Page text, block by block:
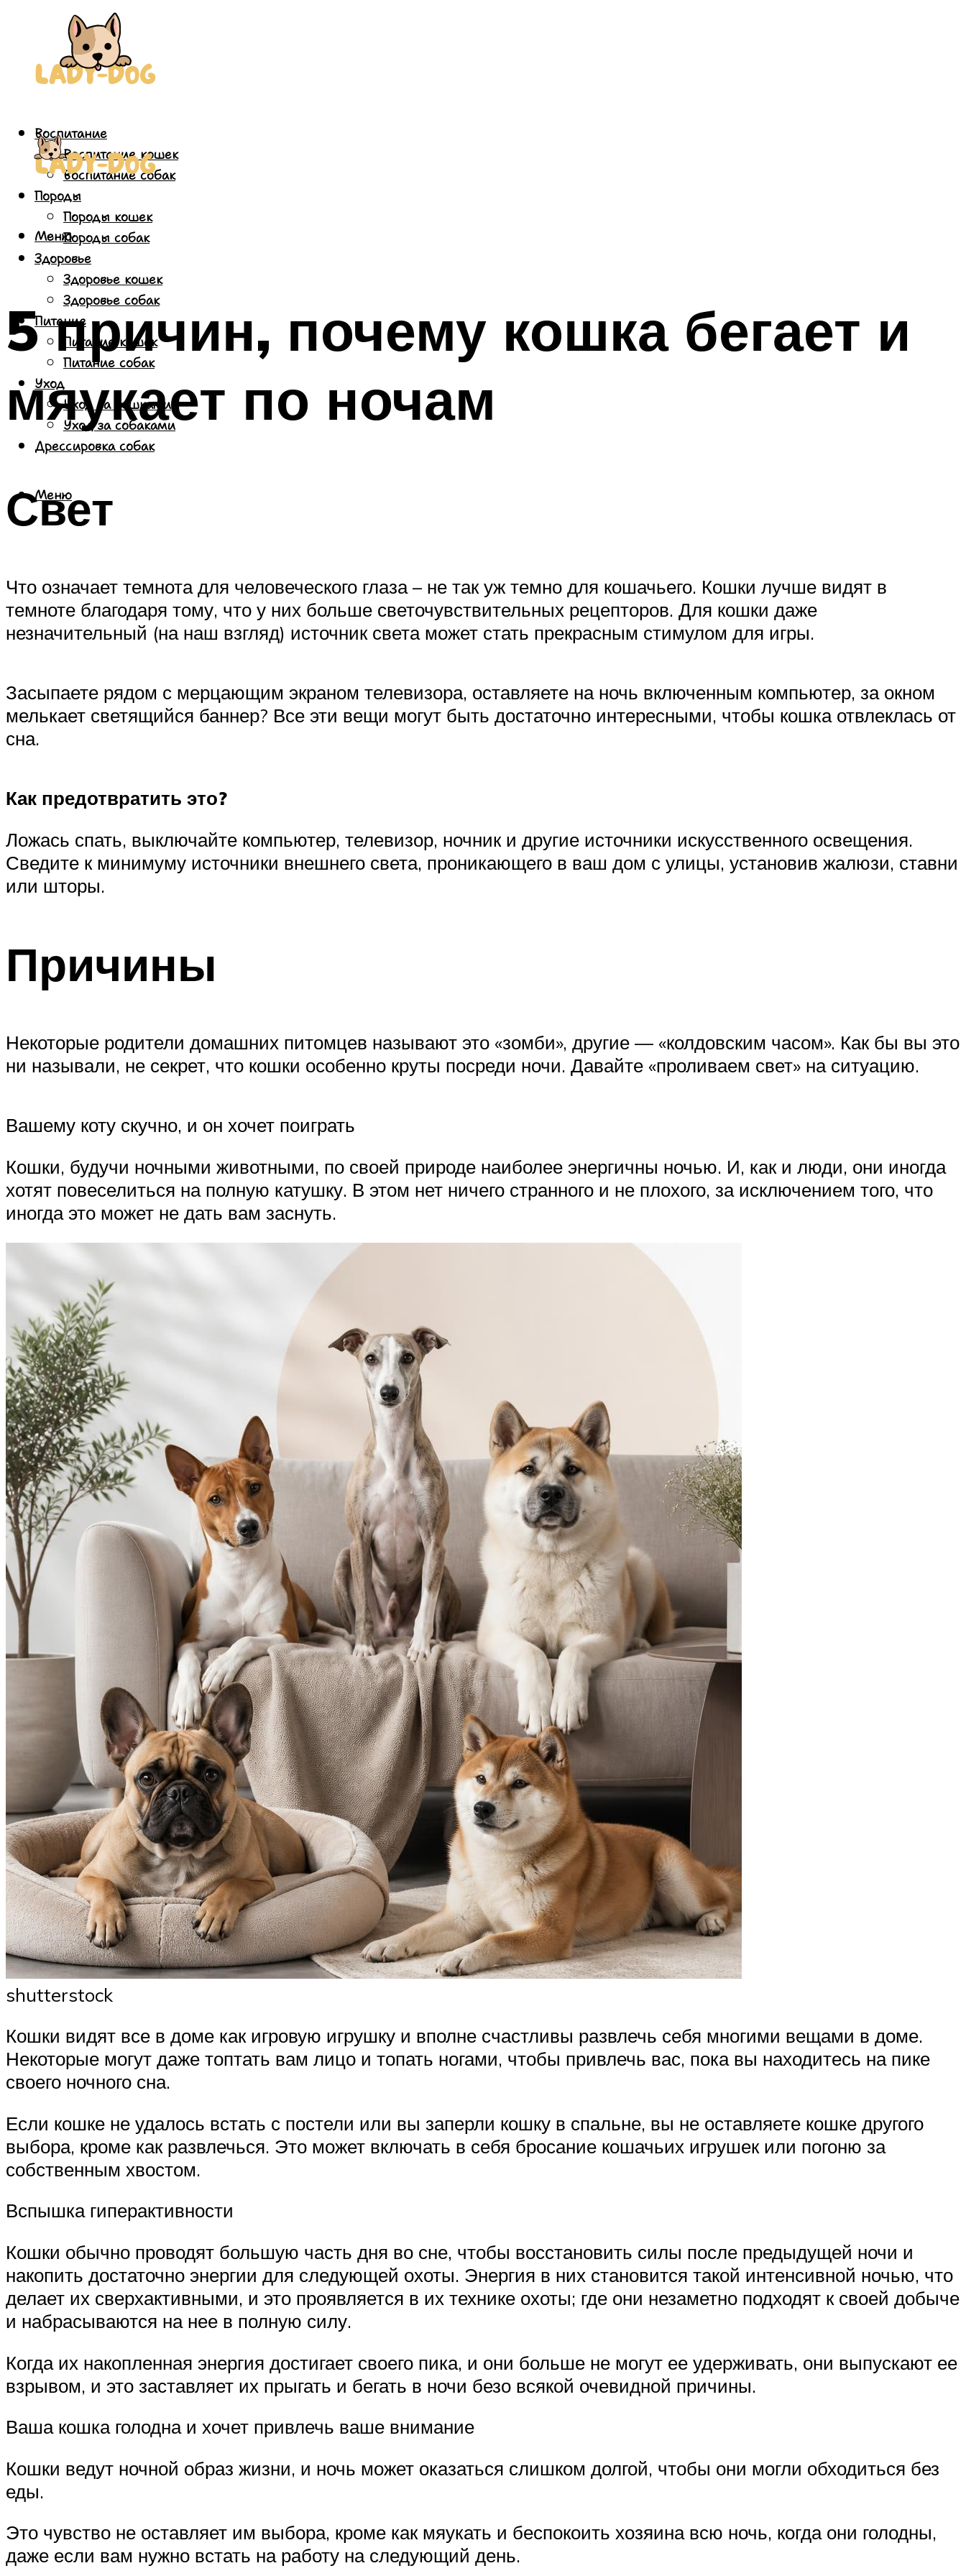
Воспитание
Воспитание кошек
Воспитание собак
Породы
Породы кошек
Породы собак
Здоровье
Здоровье кошек
Здоровье собак
Питание
Питание кошек
Питание собак
Уход
Уход за кошками
Уход за собаками
Дрессировка собак
Меню
Меню
5 причин, почему кошка бегает и
мяукает по ночам
Свет
Что означает темнота для человеческого глаза – не так уж темно для кошачьего. Кошки лучше видят в
темноте благодаря тому, что у них больше светочувствительных рецепторов. Для кошки даже
незначительный (на наш взгляд) источник света может стать прекрасным стимулом для игры.
Засыпаете рядом с мерцающим экраном телевизора, оставляете на ночь включенным компьютер, за окном
мелькает светящийся баннер? Все эти вещи могут быть достаточно интересными, чтобы кошка отвлеклась от
сна.
Как предотвратить это?
Ложась спать, выключайте компьютер, телевизор, ночник и другие источники искусственного освещения.
Сведите к минимуму источники внешнего света, проникающего в ваш дом с улицы, установив жалюзи, ставни
или шторы.
Причины
Некоторые родители домашних питомцев называют это «зомби», другие — «колдовским часом». Как бы вы это
ни называли, не секрет, что кошки особенно круты посреди ночи. Давайте «проливаем свет» на ситуацию.
Вашему коту скучно, и он хочет поиграть
Кошки, будучи ночными животными, по своей природе наиболее энергичны ночью. И, как и люди, они иногда
хотят повеселиться на полную катушку. В этом нет ничего странного и не плохого, за исключением того, что
иногда это может не дать вам заснуть.
shutterstock
Кошки видят все в доме как игровую игрушку и вполне счастливы развлечь себя многими вещами в доме.
Некоторые могут даже топтать вам лицо и топать ногами, чтобы привлечь вас, пока вы находитесь на пике
своего ночного сна.
Если кошке не удалось встать с постели или вы заперли кошку в спальне, вы не оставляете кошке другого
выбора, кроме как развлечься. Это может включать в себя бросание кошачьих игрушек или погоню за
собственным хвостом.
Вспышка гиперактивности
Кошки обычно проводят большую часть дня во сне, чтобы восстановить силы после предыдущей ночи и
накопить достаточно энергии для следующей охоты. Энергия в них становится такой интенсивной ночью, что
делает их сверхактивными, и это проявляется в их технике охоты; где они незаметно подходят к своей добыче
и набрасываются на нее в полную силу.
Когда их накопленная энергия достигает своего пика, и они больше не могут ее удерживать, они выпускают ее
взрывом, и это заставляет их прыгать и бегать в ночи безо всякой очевидной причины.
Ваша кошка голодна и хочет привлечь ваше внимание
Кошки ведут ночной образ жизни, и ночь может оказаться слишком долгой, чтобы они могли обходиться без
еды.
Это чувство не оставляет им выбора, кроме как мяукать и беспокоить хозяина всю ночь, когда они голодны,
даже если вам нужно встать на работу на следующий день.